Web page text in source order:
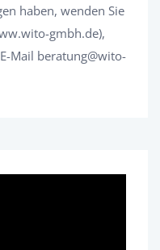
haben, wenden Sie
gmbh.de),
Mail beratung@wito-